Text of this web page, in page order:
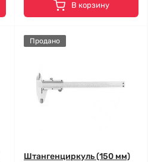
В корзину
Продано
Штангенциркуль (150 мм)